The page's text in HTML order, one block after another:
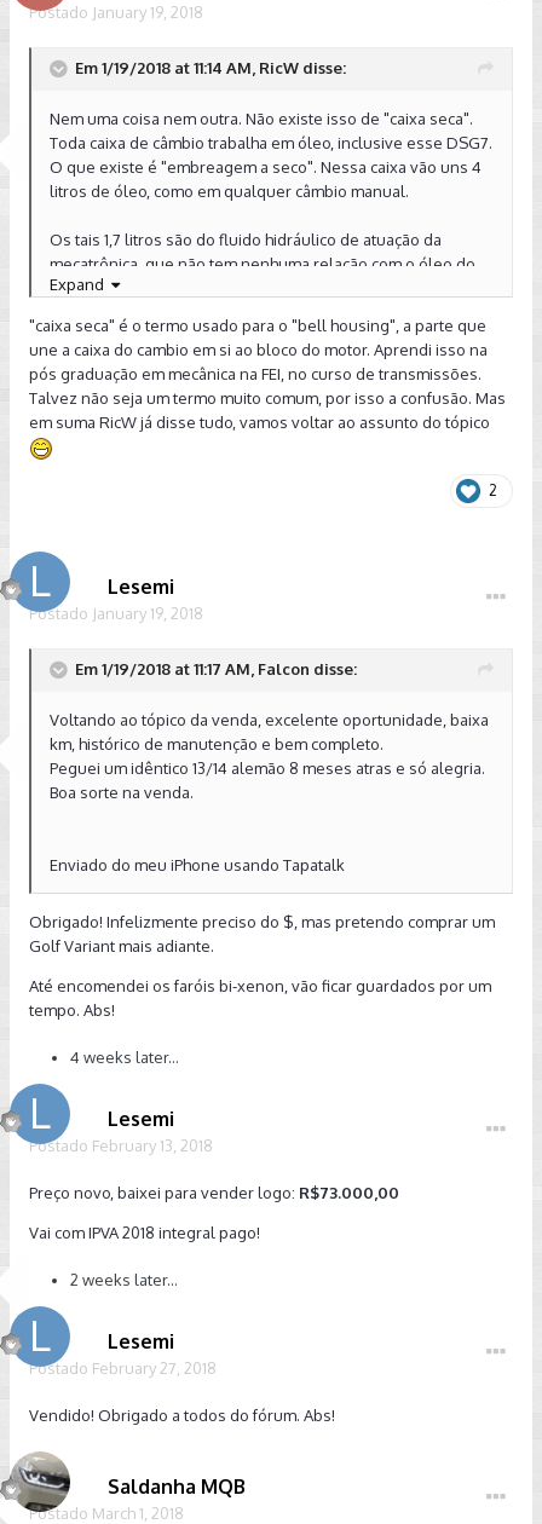
Postado January 19, 2018
Em 1/19/2018 at 11:14 AM, RicW disse:
Nem uma coisa nem outra. Não existe isso de "caixa seca".
Toda caixa de câmbio trabalha em óleo, inclusive esse DSG7.
O que existe é "embreagem a seco". Nessa caixa vão uns 4
litros de óleo, como em qualquer câmbio manual.
Os tais 1,7 litros são do fluido hidráulico de atuação da
mecatrônica, que não tem nenhuma relação com o óleo do
câmbio em si.
E nenhum dois dois requer troca nesse câmbio. É queimar
dinheiro. A troca é aplicável só ao DSG6 do GTI.
Abraço
Enviado de meu SM-G935F usando Tapatalk
Expand
"caixa seca" é o termo usado para o "bell housing", a parte que
une a caixa do cambio em si ao bloco do motor. Aprendi isso na
pós graduação em mecânica na FEI, no curso de transmissões.
Talvez não seja um termo muito comum, por isso a confusão. Mas
em suma RicW já disse tudo, vamos voltar ao assunto do tópico
2
Lesemi
Postado January 19, 2018
Em 1/19/2018 at 11:17 AM, Falcon disse:
Voltando ao tópico da venda, excelente oportunidade, baixa
km, histórico de manutenção e bem completo.
Peguei um idêntico 13/14 alemão 8 meses atras e só alegria.
Boa sorte na venda.
Enviado do meu iPhone usando Tapatalk
Obrigado! Infelizmente preciso do $, mas pretendo comprar um
Golf Variant mais adiante.
Até encomendei os faróis bi-xenon, vão ficar guardados por um
tempo. Abs!
4 weeks later...
Lesemi
Postado February 13, 2018
Preço novo, baixei para vender logo: R$73.000,00
Vai com IPVA 2018 integral pago!
2 weeks later...
Lesemi
Postado February 27, 2018
Vendido! Obrigado a todos do fórum. Abs!
Saldanha MQB
Postado March 1, 2018